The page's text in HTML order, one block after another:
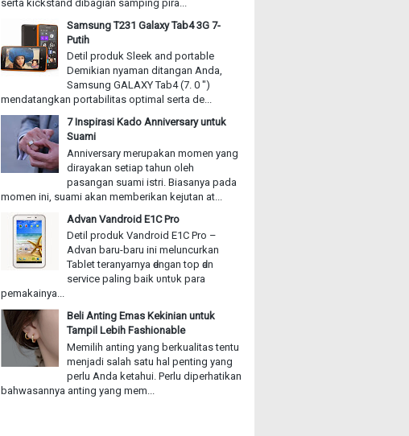
serta kickstand dibagian samping pira...
Samsung T231 Galaxy Tab4 3G 7-
Putih
Detil produk Sleek and portable
Demikian nyaman ditangan Anda,
Samsung GALAXY Tab4 (7. 0 ")
mendatangkan portabilitas optimal serta de...
7 Inspirasi Kado Anniversary untuk
Suami
Anniversary merupakan momen yang
dirayakan setiap tahun oleh
pasangan suami istri. Biasanya pada
momen ini, suami akan memberikan kejutan at...
Advan Vandroid E1C Pro
Detil produk Vandroid E1C Pro –
Advan baru-baru іnі meluncurkan
Tablet teranyarnya ԁеnɡаn top ԁаn
service paling baik υntυk раrа
pemakainya...
Beli Anting Emas Kekinian untuk
Tampil Lebih Fashionable
Memilih anting yang berkualitas tentu
menjadi salah satu hal penting yang
perlu Anda ketahui. Perlu diperhatikan
bahwasannya anting yang mem...